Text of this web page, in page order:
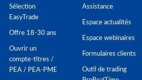
Sélection
EasyTrade
Offre 18-30 ans
Ouvrir un
compte-titres /
PEA / PEA-PME
Assistance
Espace actualités
Espace webinaires
Formulaires clients
Outil de trading